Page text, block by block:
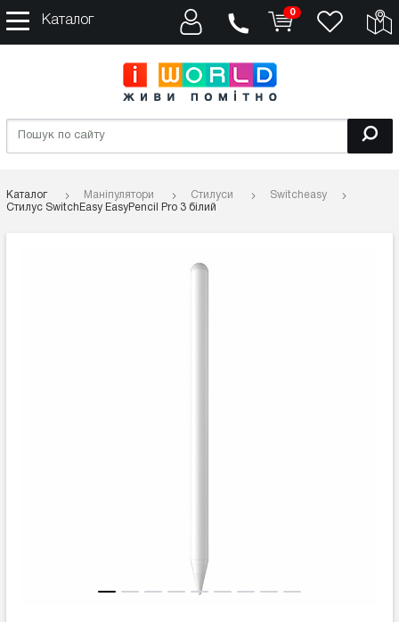
Каталог
0
Каталог Маніпулятори Стилуси
Switcheasy
Стилус SwitchEasy EasyPencil Pro 3 білий